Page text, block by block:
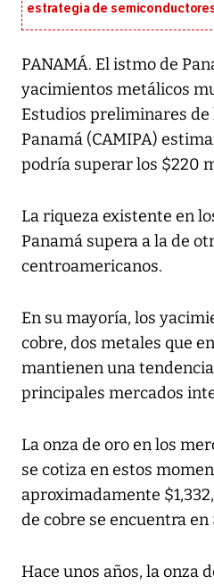
estrategia de
PANAMÁ. El istmo de
yacimientos metálicos
Estudios preliminares de
Panamá (CAMIPA)
podría superar los $220
La riqueza existente en
Panamá supera a la de
centroamericanos.
En su mayoría, los
cobre, dos metales que
mantienen una
principales mercados
La onza de oro en los
se cotiza en estos
aproximadamente
de cobre se encuentra en
Hace unos años, la onza